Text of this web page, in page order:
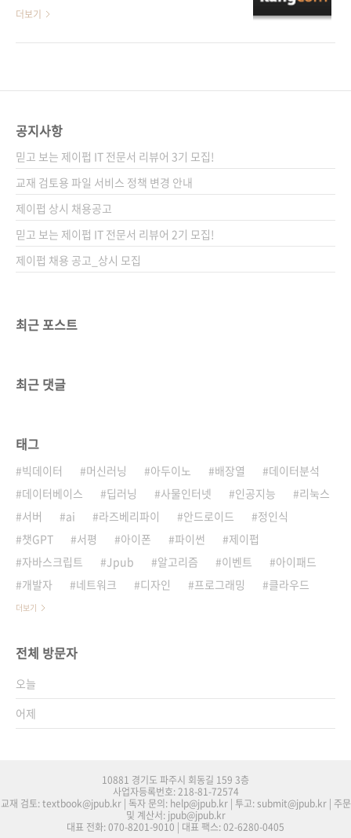
과 동일한 상태의 망점을 만들어줘야 합니다. 이
판(PS판 혹은 인쇄판)과 잉크를 이용하여 용지
이 아무것도 작업하지 않은 인쇄용..
모두 나와 있겠네요. 내일 필름출력실에 가서 포
보를 해서 잘 된 것 같습니다. 계약내용을 말씀드
컴에 대해 이야기를 좀 해볼까 합니다. 최근 강컴
을 이용하시는 분은 잘 모르시겠지만, 오랫동안
강컴을 지켜봐오신 분이라면 강컴이 예전 서초
동인가에 있었던 강남컴퓨터서적이란 오프라인
서점이 모태라는 것을 잘 알고 있을 겁니다. 그때
가 1990년입니다...
더보기
공지사항
믿고 보는 제이펍 IT 전문서 리뷰어 3기 모집!
교재 검토용 파일 서비스 정책 변경 안내
제이펍 상시 채용공고
믿고 보는 제이펍 IT 전문서 리뷰어 2기 모집!
제이펍 채용 공고_상시 모집
최근 포스트
최근 댓글
태그
빅데이터 머신러닝 아두이노 배장열
데이터분석
데이터베이스
딥러닝 사물인터넷 인공지능
리눅스
서버
ai 라즈베리파이 안드로이드
정인식
챗GPT
서평 아이폰 파이썬
제이펍
자바스크립트
Jpub 알고리즘 이벤트
아이패드
개발자
네트워크 디자인 프로그래밍 클라우드
더보기
전체 방문자
오늘
어제
10881 경기도 파주시 회동길 159 3층
사업자등록번호: 218-81-72574
교재 검토: textbook@jpub.kr | 독자 문의: help@jpub.kr | 투고: submit@jpub.kr | 주문
및 계산서: jpub@jpub.kr
대표 전화: 070-8201-9010 | 대표 팩스: 02-6280-0405